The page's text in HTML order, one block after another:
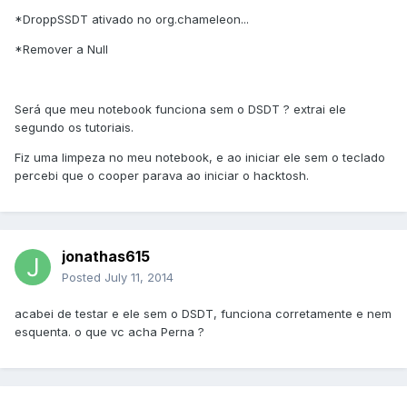
*DroppSSDT ativado no org.chameleon...
*Remover a Null
Será que meu notebook funciona sem o DSDT ? extrai ele
segundo os tutoriais.
Fiz uma limpeza no meu notebook, e ao iniciar ele sem o teclado
percebi que o cooper parava ao iniciar o hacktosh.
jonathas615
Posted July 11, 2014
acabei de testar e ele sem o DSDT, funciona corretamente e nem
esquenta. o que vc acha Perna ?